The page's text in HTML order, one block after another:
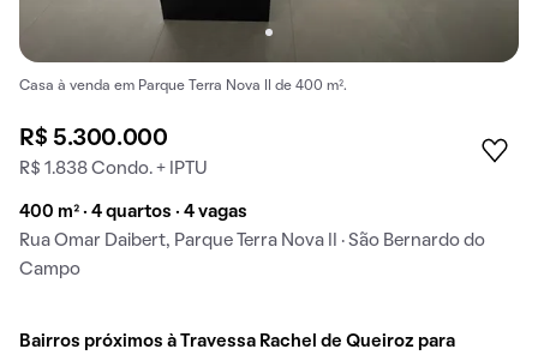
Casa à venda em Parque Terra Nova II de 400 m².
R$ 5.300.000
R$ 1.838 Condo. + IPTU
400 m² · 4 quartos · 4 vagas
Rua Omar Daibert, Parque Terra Nova II · São Bernardo do
Campo
Bairros próximos à Travessa Rachel de Queiroz para